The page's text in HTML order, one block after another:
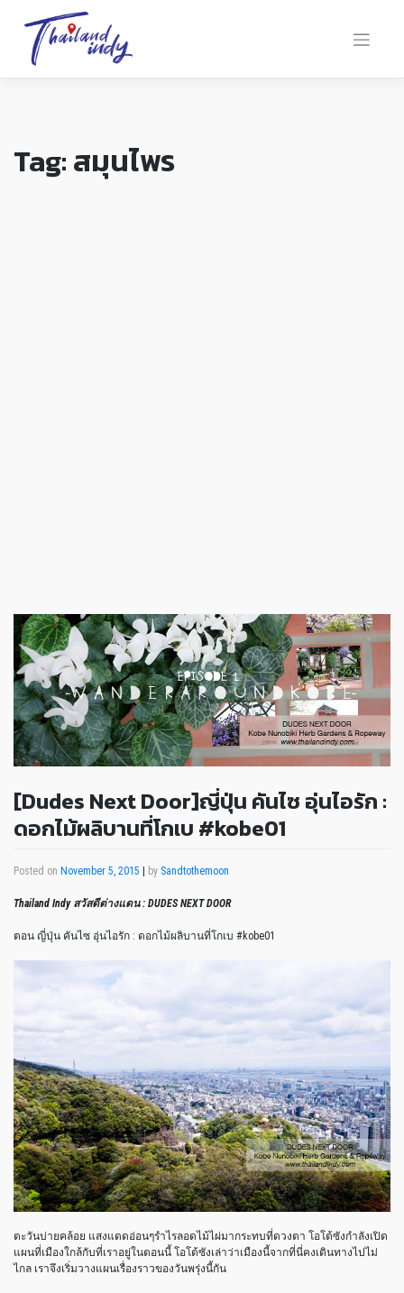
Tag:สมุนไพร
[Dudes Next Door]ญี่ปุ่น คันไซ อุ่นไอรัก :
ดอกไม้ผลิบานที่โกเบ #kobe01
Posted on November 5, 2015 by Sandtothemoon
Thailand Indy สวัสดีต่างแดน : DUDES NEXT DOOR
ตอน ญี่ปุ่น คันไซ อุ่นไอรัก : ดอกไม้ผลิบานที่โกเบ #kobe01
ตะวันบ่ายคล้อย แสงแดดอ่อนๆรำไรลอดไม้ไผ่มากระทบที่ดวงตา โอโต้ซังกำลังเปิด
แผนที่เมืองใกล้กับที่เราอยู่ในตอนนี้ โอโต้ซังเล่าว่าเมืองนี้จากที่นี่คงเดินทางไปไม่
ไกล เราจึงเริ่มวางแผนเรื่องราวของวันพรุ่งนี้กัน